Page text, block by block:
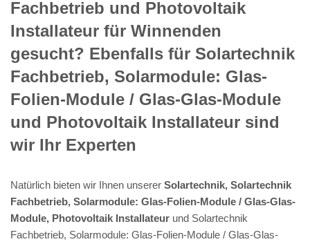
Fachbetrieb und Photovoltaik
Installateur für Winnenden
gesucht? Ebenfalls für Solartechnik
Fachbetrieb, Solarmodule: Glas-
Folien-Module / Glas-Glas-Module
und Photovoltaik Installateur sind
wir Ihr Experten
Natürlich bieten wir Ihnen unserer Solartechnik, Solartechnik
Fachbetrieb, Solarmodule: Glas-Folien-Module / Glas-Glas-
Module, Photovoltaik Installateur und Solartechnik
Fachbetrieb, Solarmodule: Glas-Folien-Module / Glas-Glas-